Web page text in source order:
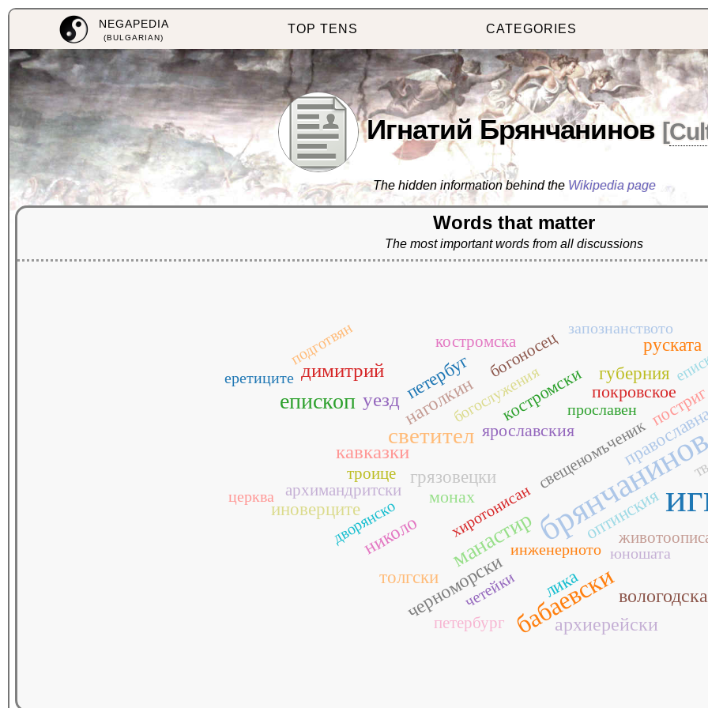
NEGAPEDIA
(BULGARIAN)
TOP TENS CATEGORIES
Игнатий Брянчанинов [
The hidden information behind the Wikipedia page
Words that matter
The most important words from all discussions
бабаевски
светител
епископ
манастир
димитрий
кавказки
уезд
архиерейски
вологодска
наголкин
николо
черноморски
грязовецки
губерния
иноверците
лика
оптинския
петербуг
руската
толгски
костромски
монах
покровское
ярославския
архимандритски
богоносец
костромска
петербург
свещеномъченик
троице
богослужения
дворянско
еретиците
запознанството
инженерното
подготвян
прославен
хиротонисан
церква
четейки
юношата